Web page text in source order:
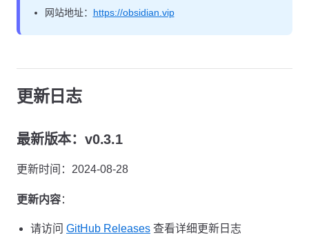
网站地址： https://obsidian.vip
更新日志
最新版本：v0.3.1
更新时间：2024-08-28
更新内容：
请访问 GitHub Releases 查看详细更新日志